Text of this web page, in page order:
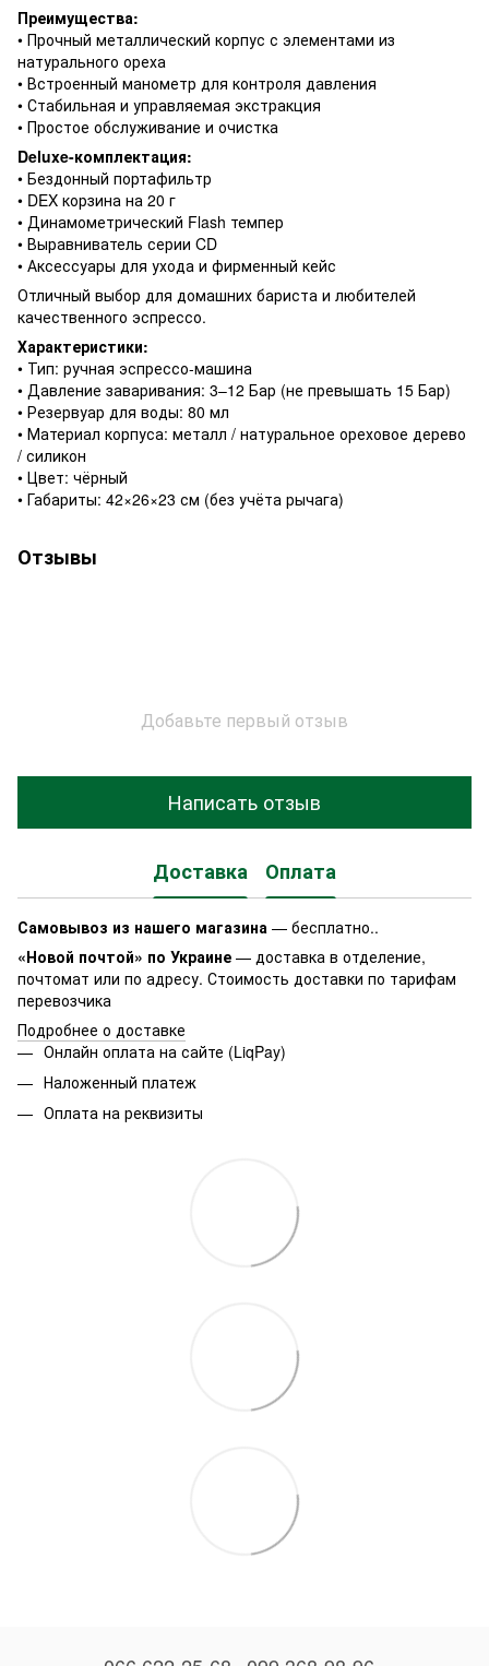
Преимущества:
• Прочный металлический корпус с элементами из
натурального ореха
• Встроенный манометр для контроля давления
• Стабильная и управляемая экстракция
• Простое обслуживание и очистка
Deluxe-комплектация:
• Бездонный портафильтр
• DEX корзина на 20 г
• Динамометрический Flash темпер
• Выравниватель серии CD
• Аксессуары для ухода и фирменный кейс
Отличный выбор для домашних бариста и любителей
качественного эспрессо.
Характеристики:
• Тип: ручная эспрессо-машина
• Давление заваривания: 3–12 Бар (не превышать 15 Бар)
• Резервуар для воды: 80 мл
• Материал корпуса: металл / натуральное ореховое дерево
/ силикон
• Цвет: чёрный
• Габариты: 42×26×23 см (без учёта рычага)
Отзывы
Добавьте первый отзыв
Написать отзыв
Доставка Оплата
Самовывоз из нашего магазина — бесплатно..
«Новой почтой» по Украине — доставка в отделение,
почтомат или по адресу. Стоимость доставки по тарифам
перевозчика
Подробнее о доставке
Онлайн оплата на сайте (LiqPay)
Наложенный платеж
Оплата на реквизиты